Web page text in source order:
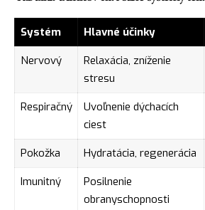
Systém Hlavné účinky
Nervový
Relaxácia, zníženie
stresu
Respiračný
Uvoľnenie dýchacích
ciest
Pokožka Hydratácia, regenerácia
Imunitný
Posilnenie
obranyschopnosti